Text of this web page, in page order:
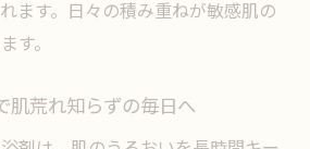
ます。日々の積み重ねが敏感肌の
す。
肌荒れ知らずの毎日へ